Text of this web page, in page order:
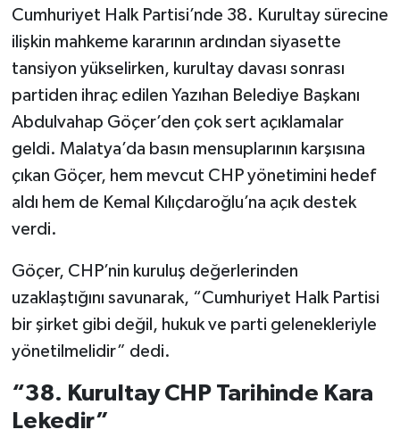
Cumhuriyet Halk Partisi’nde 38. Kurultay sürecine
ilişkin mahkeme kararının ardından siyasette
tansiyon yükselirken, kurultay davası sonrası
partiden ihraç edilen Yazıhan Belediye Başkanı
Abdulvahap Göçer’den çok sert açıklamalar
geldi. Malatya’da basın mensuplarının karşısına
çıkan Göçer, hem mevcut CHP yönetimini hedef
aldı hem de Kemal Kılıçdaroğlu’na açık destek
verdi.
Göçer, CHP’nin kuruluş değerlerinden
uzaklaştığını savunarak, “Cumhuriyet Halk Partisi
bir şirket gibi değil, hukuk ve parti gelenekleriyle
yönetilmelidir” dedi.
“38. Kurultay CHP Tarihinde Kara
Lekedir”